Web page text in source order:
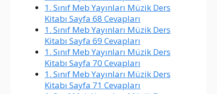
1. Sınıf Meb Yayınları Müzik Ders
Kitabı Sayfa 68 Cevapları
1. Sınıf Meb Yayınları Müzik Ders
Kitabı Sayfa 69 Cevapları
1. Sınıf Meb Yayınları Müzik Ders
Kitabı Sayfa 70 Cevapları
1. Sınıf Meb Yayınları Müzik Ders
Kitabı Sayfa 71 Cevapları